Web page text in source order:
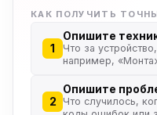
КАК ПОЛУЧИТЬ
1
Опишите
Что за
например,
2
Опишите
Что случилось,